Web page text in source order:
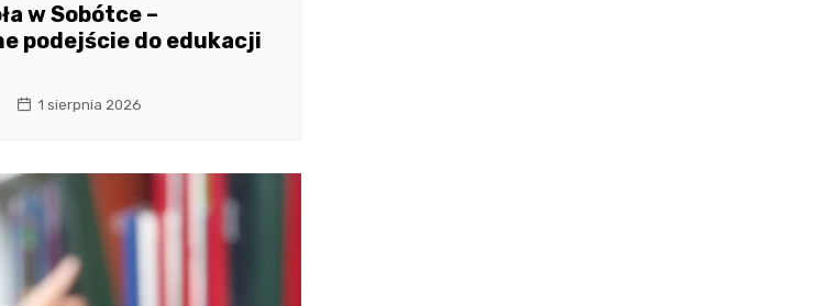
w Sobótce –
podejście do edukacji
1 sierpnia 2026